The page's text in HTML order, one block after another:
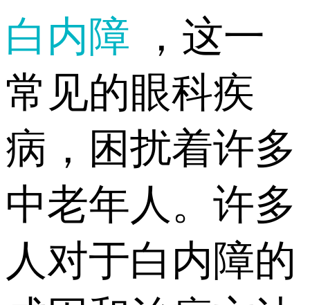
白内障
，这一
常见的眼科疾
病，困扰着许多
中老年人。许多
人对于白内障的